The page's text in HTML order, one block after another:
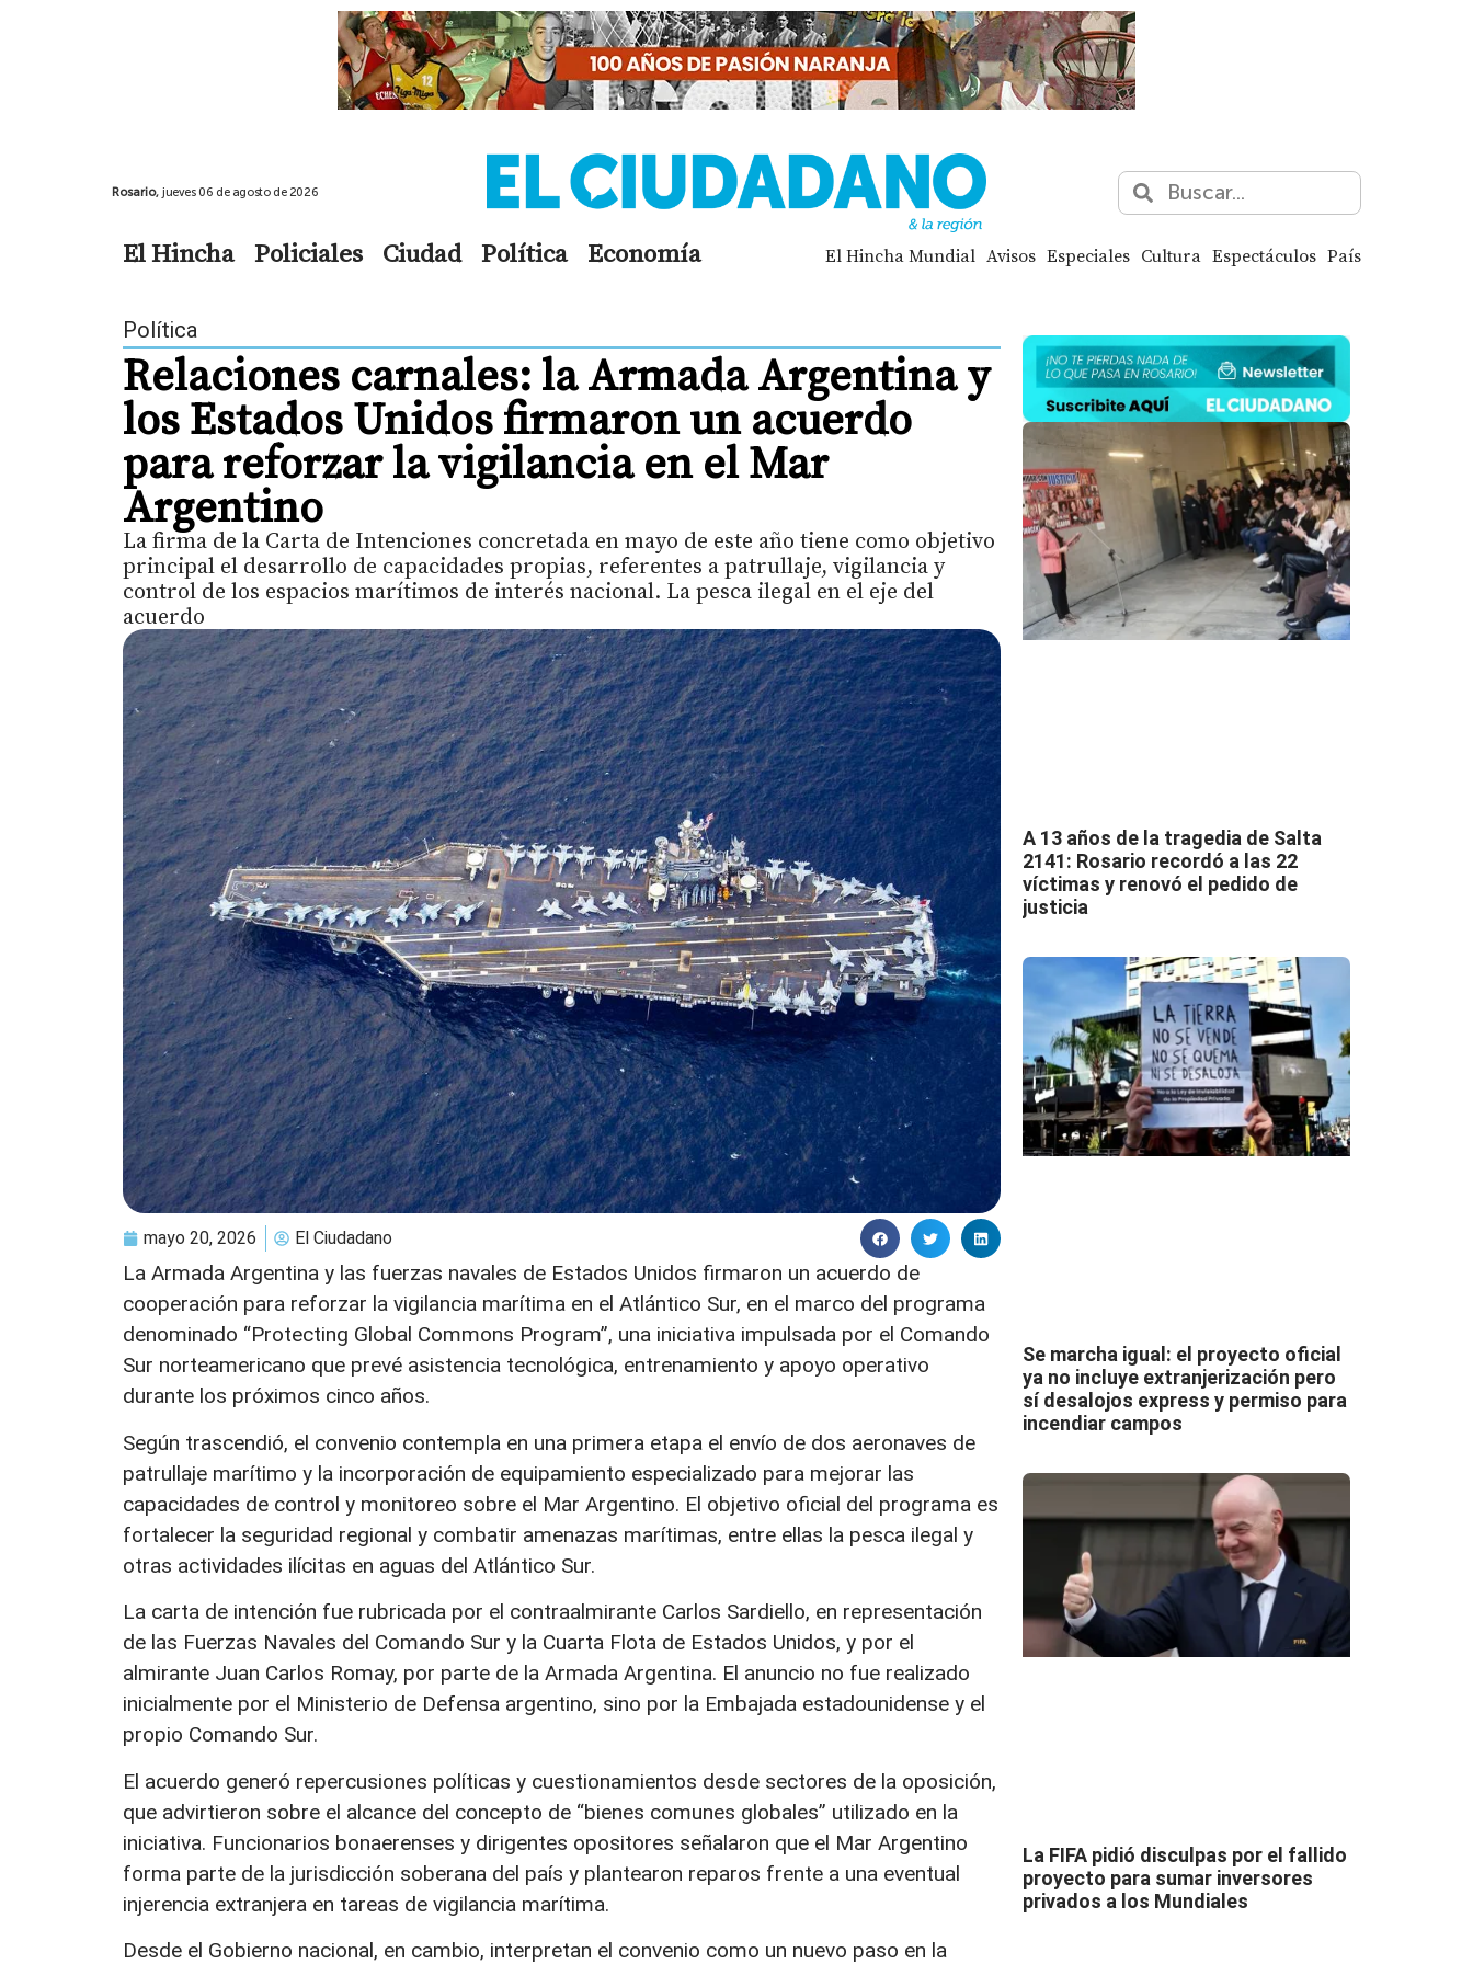
Rosario, jueves 06 de agosto de 2026
El Hincha Policiales Ciudad Política Economía El Hincha Mundial Avisos Especiales Cultura Espectáculos País
Política
Relaciones carnales: la Armada Argentina y
los Estados Unidos firmaron un acuerdo
para reforzar la vigilancia en el Mar
Argentino
La firma de la Carta de Intenciones concretada en mayo de este año tiene como objetivo
principal el desarrollo de capacidades propias, referentes a patrullaje, vigilancia y
control de los espacios marítimos de interés nacional. La pesca ilegal en el eje del
acuerdo
mayo 20, 2026 El Ciudadano
La Armada Argentina y las fuerzas navales de Estados Unidos firmaron un acuerdo de
cooperación para reforzar la vigilancia marítima en el Atlántico Sur, en el marco del programa
denominado “Protecting Global Commons Program”, una iniciativa impulsada por el Comando
Sur norteamericano que prevé asistencia tecnológica, entrenamiento y apoyo operativo
durante los próximos cinco años.
Según trascendió, el convenio contempla en una primera etapa el envío de dos aeronaves de
patrullaje marítimo y la incorporación de equipamiento especializado para mejorar las
capacidades de control y monitoreo sobre el Mar Argentino. El objetivo oficial del programa es
fortalecer la seguridad regional y combatir amenazas marítimas, entre ellas la pesca ilegal y
otras actividades ilícitas en aguas del Atlántico Sur.
La carta de intención fue rubricada por el contraalmirante Carlos Sardiello, en representación
de las Fuerzas Navales del Comando Sur y la Cuarta Flota de Estados Unidos, y por el
almirante Juan Carlos Romay, por parte de la Armada Argentina. El anuncio no fue realizado
inicialmente por el Ministerio de Defensa argentino, sino por la Embajada estadounidense y el
propio Comando Sur.
El acuerdo generó repercusiones políticas y cuestionamientos desde sectores de la oposición,
que advirtieron sobre el alcance del concepto de “bienes comunes globales” utilizado en la
iniciativa. Funcionarios bonaerenses y dirigentes opositores señalaron que el Mar Argentino
forma parte de la jurisdicción soberana del país y plantearon reparos frente a una eventual
injerencia extranjera en tareas de vigilancia marítima.
Desde el Gobierno nacional, en cambio, interpretan el convenio como un nuevo paso en la
A 13 años de la tragedia de Salta
2141: Rosario recordó a las 22
víctimas y renovó el pedido de
justicia
Se marcha igual: el proyecto oficial
ya no incluye extranjerización pero
sí desalojos express y permiso para
incendiar campos
La FIFA pidió disculpas por el fallido
proyecto para sumar inversores
privados a los Mundiales